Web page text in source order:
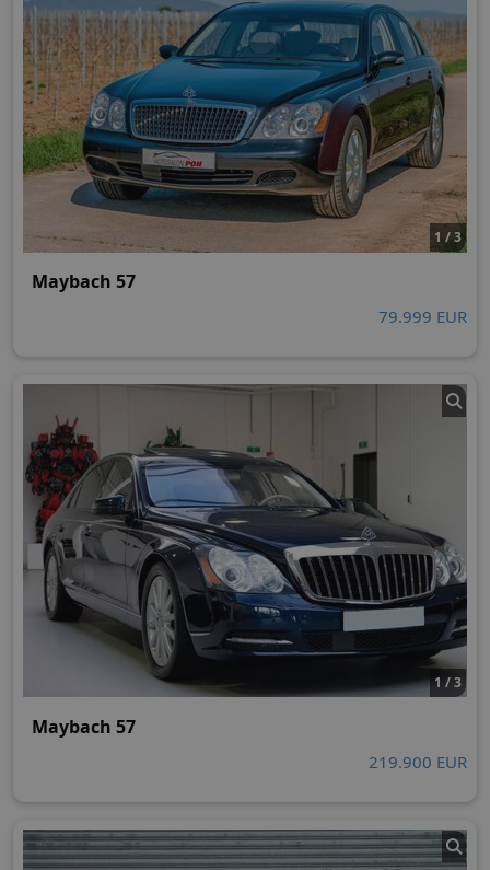
1 / 3
Maybach 57
79.999 EUR
1 / 3
Maybach 57
219.900 EUR